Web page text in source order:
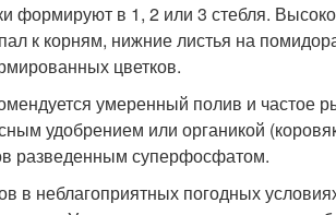
формируют в 1, 2 или 3 стебля.
к корням, нижние листья на
цветков.
умеренный полив и частое
удобрением или органикой
разведенным суперфосфатом.
в неблагоприятных погодных